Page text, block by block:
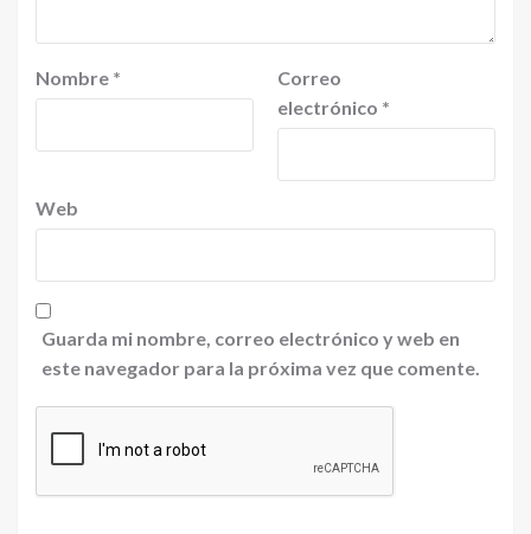
Nombre *
Correo
electrónico *
Web
Guarda mi nombre, correo electrónico y web en
este navegador para la próxima vez que comente.